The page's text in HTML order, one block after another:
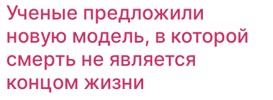
Ученые предложили
новую модель, в которой
смерть не является
концом жизни